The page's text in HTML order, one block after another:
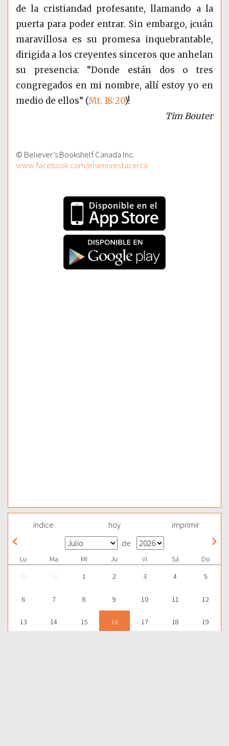
de la cristiandad profesante, llamando a la
puerta para poder entrar. Sin embargo, ¡cuán
maravillosa es su promesa inquebrantable,
dirigida a los creyentes sinceros que anhelan
su presencia: “Donde están dos o tres
congregados en mi nombre, allí estoy yo en
medio de ellos” (Mt. 18:20)!
Tim Bouter
© Believer’s Bookshelf Canada Inc.
www.facebook.com/elsenorestacerca
índice hoy imprimir
de
Lu Ma Mi Ju Vi Sá
Do
29
30 1 2 3 4 5
6 7 8 9 10 11 12
13 14 15 16 17 18 19